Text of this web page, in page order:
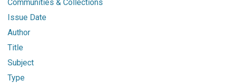
Communities & Collections
Issue Date
Author
Title
Subject
Type